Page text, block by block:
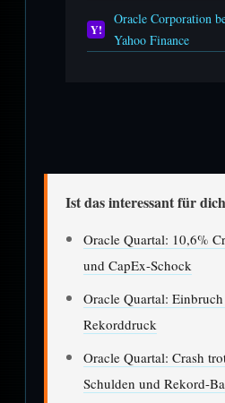
Y!
Oracle Corporation
Yahoo Finance
Ist das interessant für
Oracle Quartal: 10,6%
und CapEx-Schock
Oracle Quartal:
Rekorddruck
Oracle Quartal: Crash
Schulden und Rekord-